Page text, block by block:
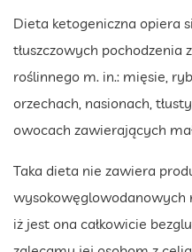
Dieta ketogeniczna opiera
tłuszczowych pochodzenia
roślinnego m. in.: mięsie,
orzechach, nasionach,
owocach zawierających
Taka dieta nie zawiera
wysokowęglowodanowych
iż jest ona całkowicie